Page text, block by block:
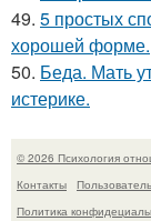
49. 5 простых
хорошей форме.
50. Беда. Мать
истерике.
© 2026 Психология
Контакты
Политика